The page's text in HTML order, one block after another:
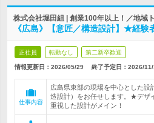
株式会社堀田組 | 創業100年以上！／地域
《広島》【意匠／構造設計】★経
正社員 転勤なし 第二新卒歓迎
情報更新日：2026/05/29 終了予定日： 2026/
仕事内容
広島県東部の現場を中心とした設
造設計）をお任せします。★デザ
重視した設計がメイン！